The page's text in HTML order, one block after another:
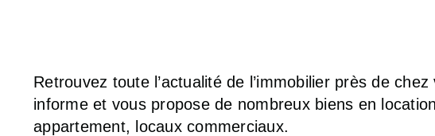
Retrouvez toute l’actualité de l’immobilier près de chez
informe et vous propose de nombreux biens en
appartement, locaux commerciaux.